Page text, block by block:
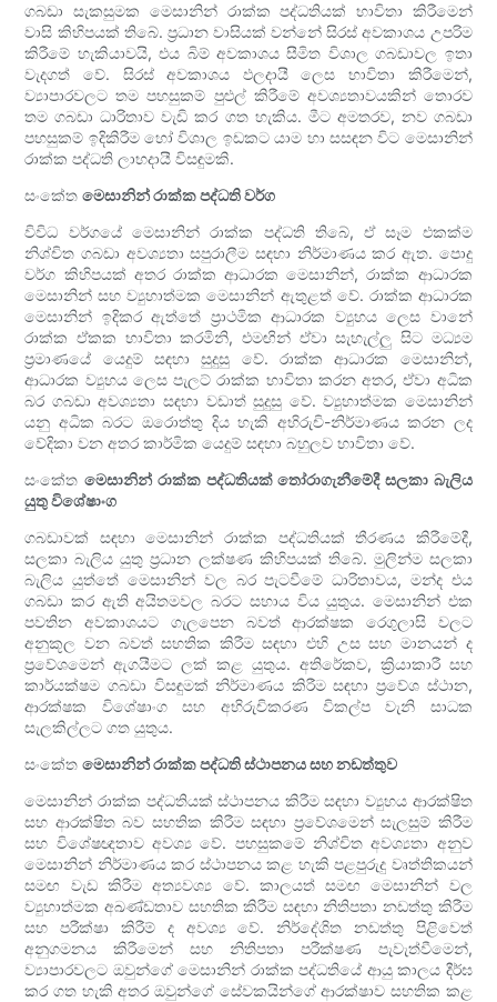
ගබඩා සැකසුමක මෙසානින් රාක්ක පද්ධතියක් භාවිතා කිරීමෙන්
වාසි කිහිපයක් තිබේ. ප්‍රධාන වාසියක් වන්නේ සිරස් අවකාශය උපරිම
කිරීමේ හැකියාවයි, එය බිම් අවකාශය සීමිත විශාල ගබඩාවල ඉතා
වැදගත් වේ. සිරස් අවකාශය ඵලදායී ලෙස භාවිතා කිරීමෙන්,
ව්‍යාපාරවලට තම පහසුකම් පුළුල් කිරීමේ අවශ්‍යතාවයකින් තොරව
තම ගබඩා ධාරිතාව වැඩි කර ගත හැකිය. මීට අමතරව, නව ගබඩා
පහසුකම් ඉදිකිරීම හෝ විශාල ඉඩකට යාම හා සසඳන විට මෙසානින්
රාක්ක පද්ධති ලාභදායී විසඳුමකි.
සංකේතමෙසානින් රාක්ක පද්ධති වර්ග
විවිධ වර්ගයේ මෙසානින් රාක්ක පද්ධති තිබේ, ඒ සෑම එකක්ම
නිශ්චිත ගබඩා අවශ්‍යතා සපුරාලීම සඳහා නිර්මාණය කර ඇත. පොදු
වර්ග කිහිපයක් අතර රාක්ක ආධාරක මෙසානින්, රාක්ක ආධාරක
මෙසානින් සහ ව්‍යුහාත්මක මෙසානින් ඇතුළත් වේ. රාක්ක ආධාරක
මෙසානින් ඉදිකර ඇත්තේ ප්‍රාථමික ආධාරක ව්‍යුහය ලෙස වානේ
රාක්ක ඒකක භාවිතා කරමිනි, එමඟින් ඒවා සැහැල්ලු සිට මධ්‍යම
ප්‍රමාණයේ යෙදුම් සඳහා සුදුසු වේ. රාක්ක ආධාරක මෙසානින්,
ආධාරක ව්‍යුහය ලෙස පැලට් රාක්ක භාවිතා කරන අතර, ඒවා අධික
බර ගබඩා අවශ්‍යතා සඳහා වඩාත් සුදුසු වේ. ව්‍යුහාත්මක මෙසානින්
යනු අධික බරට ඔරොත්තු දිය හැකි අභිරුචි-නිර්මාණය කරන ලද
වේදිකා වන අතර කාර්මික යෙදුම් සඳහා බහුලව භාවිතා වේ.
සංකේතමෙසානින් රාක්ක පද්ධතියක් තෝරාගැනීමේදී සලකා බැලිය
යුතු විශේෂාංග
ගබඩාවක් සඳහා මෙසානින් රාක්ක පද්ධතියක් තීරණය කිරීමේදී,
සලකා බැලිය යුතු ප්‍රධාන ලක්ෂණ කිහිපයක් තිබේ. මුලින්ම සලකා
බැලිය යුත්තේ මෙසානින් වල බර පැටවීමේ ධාරිතාවය, මන්ද එය
ගබඩා කර ඇති අයිතමවල බරට සහාය විය යුතුය. මෙසානින් එක
පවතින අවකාශයට ගැලපෙන බවත් ආරක්ෂක රෙගුලාසි වලට
අනුකූල වන බවත් සහතික කිරීම සඳහා එහි උස සහ මානයන් ද
ප්‍රවේශමෙන් ඇගයීමට ලක් කළ යුතුය. අතිරේකව, ක්‍රියාකාරී සහ
කාර්යක්ෂම ගබඩා විසඳුමක් නිර්මාණය කිරීම සඳහා ප්‍රවේශ ස්ථාන,
ආරක්ෂක විශේෂාංග සහ අභිරුචිකරණ විකල්ප වැනි සාධක
සැලකිල්ලට ගත යුතුය.
සංකේතමෙසානින් රාක්ක පද්ධති ස්ථාපනය සහ නඩත්තුව
මෙසානින් රාක්ක පද්ධතියක් ස්ථාපනය කිරීම සඳහා ව්‍යුහය ආරක්ෂිත
සහ ආරක්ෂිත බව සහතික කිරීම සඳහා ප්‍රවේශමෙන් සැලසුම් කිරීම
සහ විශේෂඥතාව අවශ්‍ය වේ. පහසුකමේ නිශ්චිත අවශ්‍යතා අනුව
මෙසානින් නිර්මාණය කර ස්ථාපනය කළ හැකි පළපුරුදු වෘත්තිකයන්
සමඟ වැඩ කිරීම අත්‍යවශ්‍ය වේ. කාලයත් සමඟ මෙසානින් වල
ව්‍යුහාත්මක අඛණ්ඩතාව සහතික කිරීම සඳහා නිතිපතා නඩත්තු කිරීම
සහ පරීක්ෂා කිරීම් ද අවශ්‍ය වේ. නිර්දේශිත නඩත්තු පිළිවෙත්
අනුගමනය කිරීමෙන් සහ නිතිපතා පරීක්ෂණ පැවැත්වීමෙන්,
ව්‍යාපාරවලට ඔවුන්ගේ මෙසානින් රාක්ක පද්ධතියේ ආයු කාලය දීර්ඝ
කර ගත හැකි අතර ඔවුන්ගේ සේවකයින්ගේ ආරක්ෂාව සහතික කළ